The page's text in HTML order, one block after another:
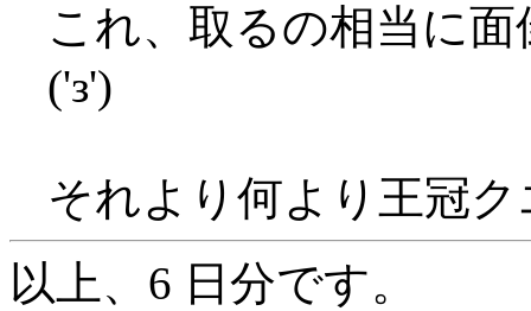
これ、取るの相当に
('з')
それより何より王冠
以上、6 日分です。